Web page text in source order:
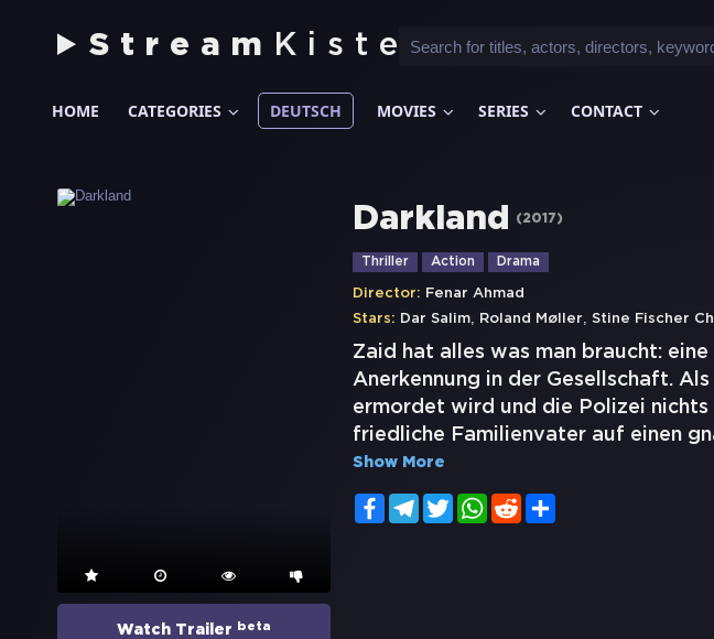
Stream Kiste
HOME CATEGORIES DEUTSCH MOVIES SERIES CONTACT
Watch Trailer beta
Darkland (2017)
Thriller Action Drama
Director: Fenar Ahmad
Stars: Dar Salim, Roland Møller, Stine Fischer
Zaid hat alles was man braucht:
Anerkennung in der Gesellschaft.
ermordet wird und die Polizei
friedliche Familienvater auf einen
Show More
FacebookTelegramTwitterWhatsApp
Reddit